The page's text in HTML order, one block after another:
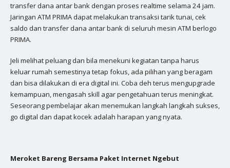
transfer dana antar bank dengan proses realtime selama 24 jam.
Jaringan ATM PRIMA dapat melakukan transaksi tarik tunai, cek
saldo dan transfer dana antar bank di seluruh mesin ATM berlogo
PRIMA.
Jeli melihat peluang dan bila menekuni kegiatan tanpa harus
keluar rumah semestinya tetap fokus, ada pilihan yang beragam
dan bisa dilakukan di era digital ini. Coba deh terus mengupgrade
kemampuan, mengasah skill agar pengetahuan terus meningkat.
Seseorang pembelajar akan menemukan langkah langkah sukses,
go digital dan dapat kocek adalah harapan yang nyata.
Meroket Bareng Bersama Paket Internet Ngebut